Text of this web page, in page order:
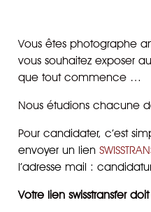
Vous êtes photographe
vous souhaitez exposer
que tout commence …
Nous étudions chacune
Pour candidater, c’est
envoyer un lien
l’adresse mail :
Votre lien swisstransfer